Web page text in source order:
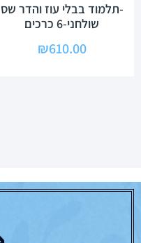
-תלמוד בבלי עוז והדר שס
שולחני-6 כרכים
₪610.00